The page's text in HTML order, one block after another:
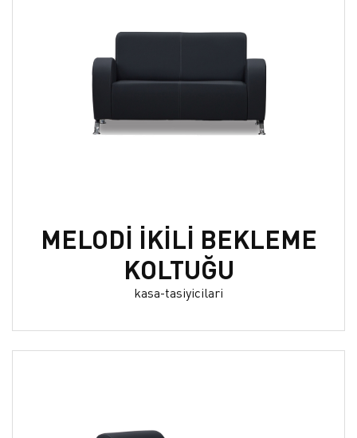
MELODİ İKİLİ BEKLEME
KOLTUĞU
kasa-tasiyicilari